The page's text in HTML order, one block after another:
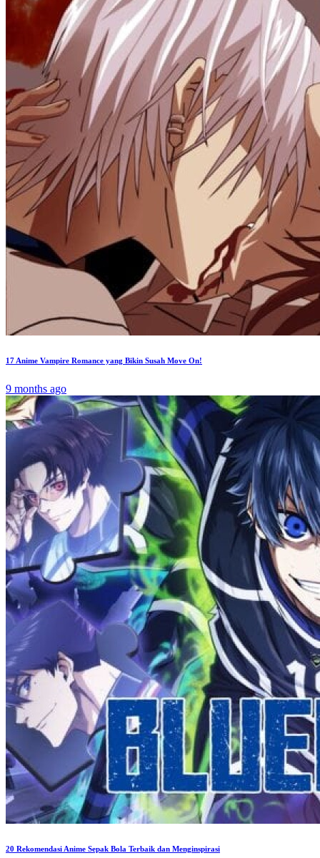
17 Anime Vampire Romance yang Bikin Susah Move On!
9 months ago
20 Rekomendasi Anime Sepak Bola Terbaik dan Menginspirasi